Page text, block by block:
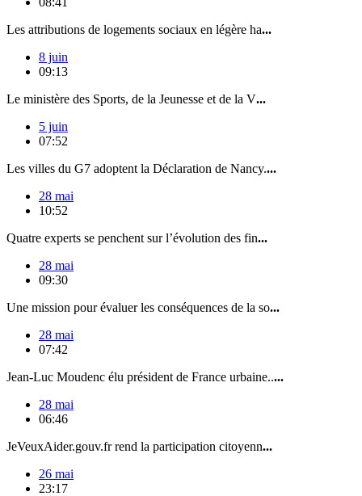
Les attributions de logements sociaux en légère ha...
8 juin
09:13
Le ministère des Sports, de la Jeunesse et de la V...
5 juin
07:52
Les villes du G7 adoptent la Déclaration de Nancy....
28 mai
10:52
Quatre experts se penchent sur l’évolution des fin...
28 mai
09:30
Une mission pour évaluer les conséquences de la so...
28 mai
07:42
Jean-Luc Moudenc élu président de France urbaine.....
28 mai
06:46
JeVeuxAider.gouv.fr rend la participation citoyenn...
26 mai
23:17